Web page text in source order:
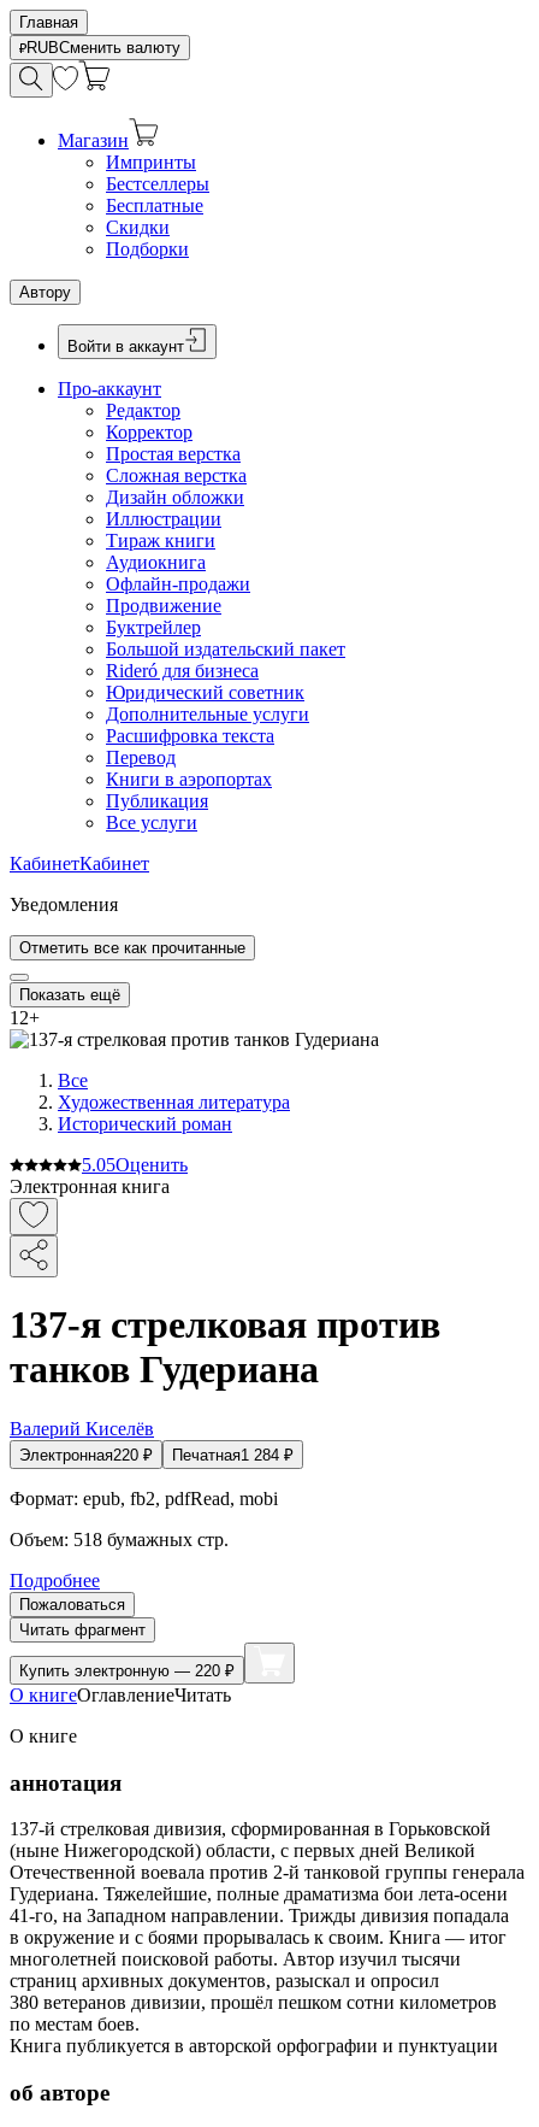
Главная
RUBСменить валюту
Магазин
Импринты
Бестселлеры
Бесплатные
Скидки
Подборки
Автору
Войти в аккаунт
Про-аккаунт
Редактор
Корректор
Простая верстка
Сложная верстка
Дизайн обложки
Иллюстрации
Тираж книги
Аудиокнига
Офлайн-продажи
Продвижение
Буктрейлер
Большой издательский пакет
Rideró для бизнеса
Юридический советник
Дополнительные услуги
Расшифровка текста
Перевод
Книги в аэропортах
Публикация
Все услуги
КабинетКабинет
Уведомления
Отметить все как прочитанные
Показать ещё
12+
Все
Художественная литература
Исторический роман
5.05Оценить
Электронная книга
137-я стрелковая против
танков Гудериана
Валерий Киселёв
Электронная220 ₽ Печатная1 284 ₽
Формат: epub, fb2, pdfRead, mobi
Объем: 518 бумажных стр.
Подробнее
Пожаловаться
Читать фрагмент
Купить электронную — 220 ₽
О книгеОглавлениеЧитать
О книге
аннотация
137-й стрелковая дивизия, сформированная в Горьковской
(ныне Нижегородской) области, с первых дней Великой
Отечественной воевала против 2-й танковой группы генерала
Гудериана. Тяжелейшие, полные драматизма бои лета-осени
41-го, на Западном направлении. Трижды дивизия попадала
в окружение и с боями прорывалась к своим. Книга — итог
многолетней поисковой работы. Автор изучил тысячи
страниц архивных документов, разыскал и опросил
380 ветеранов дивизии, прошёл пешком сотни километров
по местам боев.
Книга публикуется в авторской орфографии и пунктуации
об авторе